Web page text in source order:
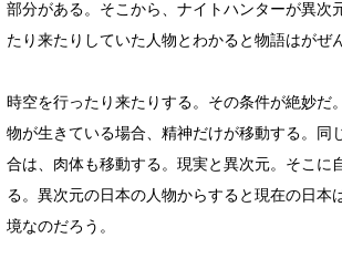
部分がある。そこから、ナイトハンターが異次
たり来たりしていた人物とわかると物語はがぜ
時空を行ったり来たりする。その条件が絶妙だ
物が生きている場合、精神だけが移動する。同
合は、肉体も移動する。現実と異次元。そこに
る。異次元の日本の人物からすると現在の日本
境なのだろう。